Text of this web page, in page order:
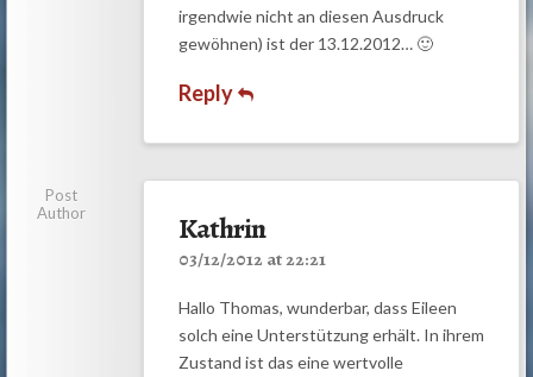
irgendwie nicht an diesen Ausdruck
gewöhnen) ist der 13.12.2012… 🙂
Reply
Post
Author
Kathrin
03/12/2012 at 22:21
Hallo Thomas, wunderbar, dass Eileen
solch eine Unterstützung erhält. In ihrem
Zustand ist das eine wertvolle